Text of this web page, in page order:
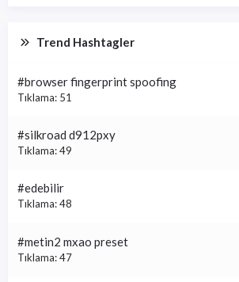
Trend Hashtagler
#browser fingerprint spoofing
Tıklama: 51
#silkroad d912pxy
Tıklama: 49
#edebilir
Tıklama: 48
#metin2 mxao preset
Tıklama: 47